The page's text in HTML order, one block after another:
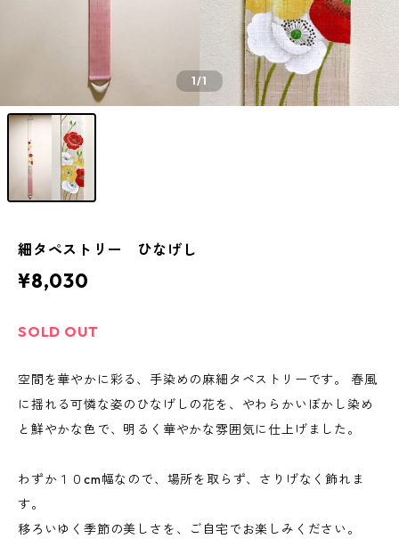
1/1
細タペストリー ひなげし
¥8,030
SOLD OUT
空間を華やかに彩る、手染めの麻細タペストリーです。 春風
に揺れる可憐な姿のひなげしの花を、やわらかいぼかし染め
と鮮やかな色で、明るく華やかな雰囲気に仕上げました。
わずか１０cm幅なので、場所を取らず、さりげなく飾れま
す。
移ろいゆく季節の美しさを、ご自宅でお楽しみください。